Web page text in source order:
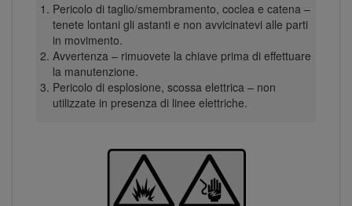
Pericolo di taglio/smembramento, coclea e catena –
tenete lontani gli astanti e non avvicinatevi alle parti
in movimento.
Avvertenza – rimuovete la chiave prima di effettuare
la manutenzione.
Pericolo di esplosione, scossa elettrica – non
utilizzate in presenza di linee elettriche.